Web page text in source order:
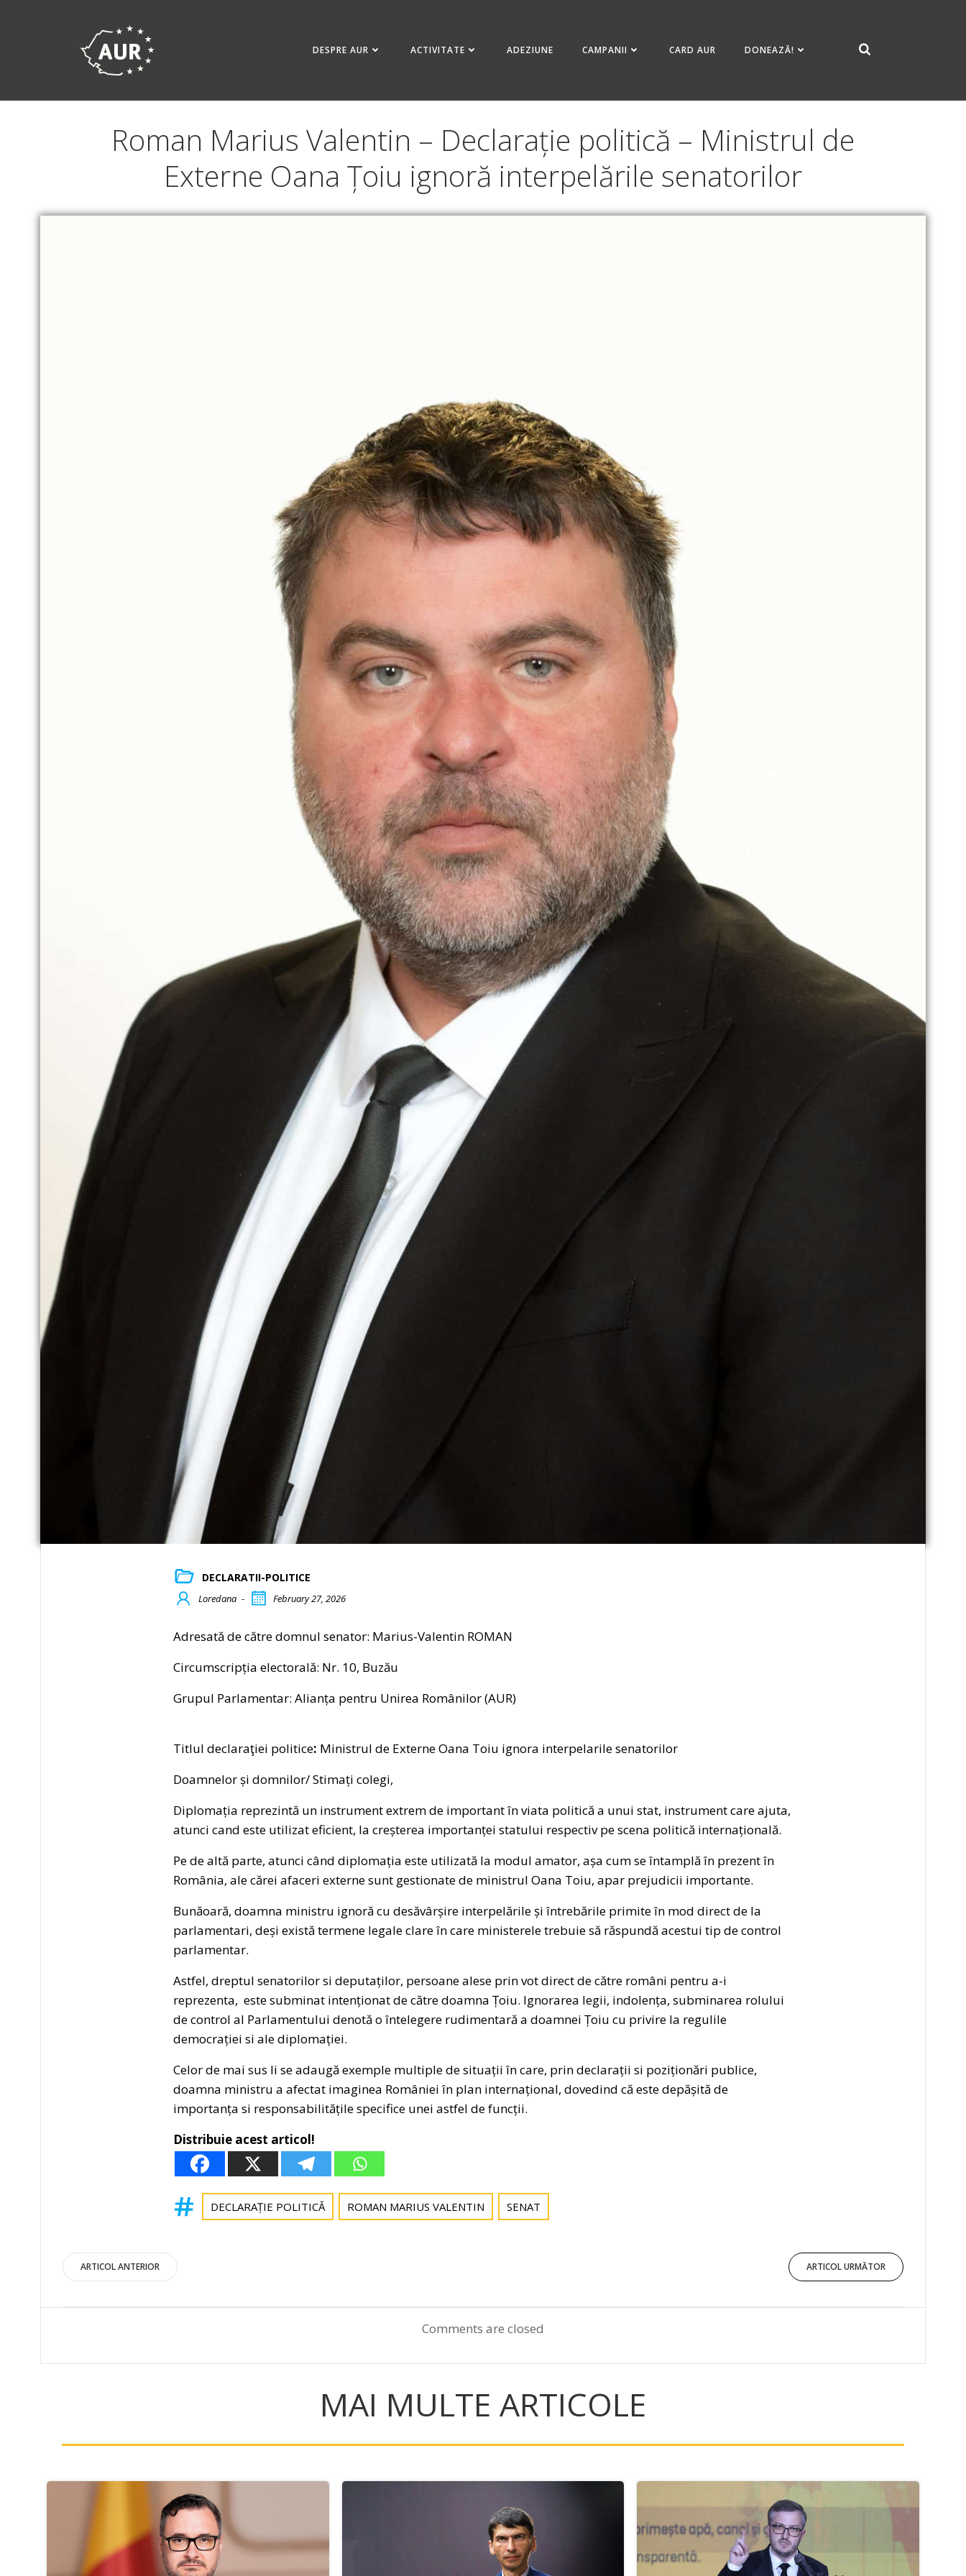
DESPRE AUR ACTIVITATE ADEZIUNE CAMPANII CARD AUR DONEAZĂ!
Roman Marius Valentin – Declarație politică – Ministrul de
Externe Oana Țoiu ignoră interpelările senatorilor
DECLARATII-POLITICE
Loredana - February 27, 2026
Adresată de către domnul senator: Marius-Valentin ROMAN
Circumscripția electorală: Nr. 10, Buzău
Grupul Parlamentar: Alianța pentru Unirea Românilor (AUR)
Titlul declaraţiei politice: Ministrul de Externe Oana Toiu ignora interpelarile senatorilor
Doamnelor și domnilor/ Stimați colegi,
Diplomația reprezintă un instrument extrem de important în viata politică a unui stat, instrument care ajuta,
atunci cand este utilizat eficient, la creșterea importanței statului respectiv pe scena politică internațională.
Pe de altă parte, atunci când diplomația este utilizată la modul amator, așa cum se întamplă în prezent în
România, ale cărei afaceri externe sunt gestionate de ministrul Oana Toiu, apar prejudicii importante.
Bunăoară, doamna ministru ignoră cu desăvârșire interpelările și întrebările primite în mod direct de la
parlamentari, deși există termene legale clare în care ministerele trebuie să răspundă acestui tip de control
parlamentar.
Astfel, dreptul senatorilor si deputaților, persoane alese prin vot direct de către români pentru a-i
reprezenta, este subminat intenționat de către doamna Țoiu. Ignorarea legii, indolența, subminarea rolului
de control al Parlamentului denotă o întelegere rudimentară a doamnei Țoiu cu privire la regulile
democrației si ale diplomației.
Celor de mai sus li se adaugă exemple multiple de situații în care, prin declarații si poziționări publice,
doamna ministru a afectat imaginea României în plan internațional, dovedind că este depășită de
importanța si responsabilitățile specifice unei astfel de funcții.
Distribuie acest articol!
DECLARAȚIE POLITICĂ ROMAN MARIUS VALENTIN SENAT
Post
navigation
ARTICOL ANTERIOR
navigation
ARTICOL URMĂTOR
Comments are closed
MAI MULTE ARTICOLE